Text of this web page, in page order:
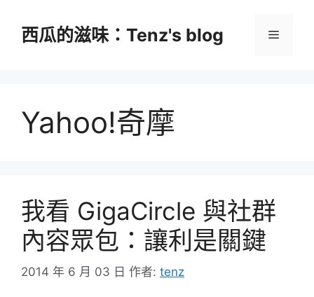
西瓜的滋味：Tenz's blog 選
Yahoo!奇摩
我看 GigaCircle 與社群
內容眾包：讓利是關鍵
2014 年 6 月 03 日 作者: tenz